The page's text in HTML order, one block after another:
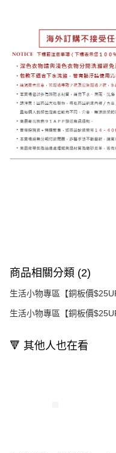
商品相關分類 (2)
生活小物專區【銅板價
生活小物專區【銅板價
🔻 其他人也在看